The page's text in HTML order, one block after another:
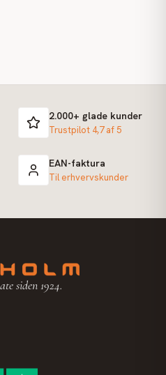
2.000+ glade kunder
Trustpilot 4,7 af 5
EAN-faktura
Til erhvervskunder
siden 1924.